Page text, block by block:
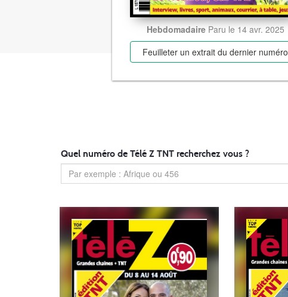
Hebdomadaire Paru le 14 avr. 2025
Feuilleter un extraitdu dernier numéro
Quel numéro de Télé Z TNT recherchez vous ?